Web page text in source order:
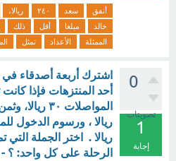
أنفق سعد ٢٤٠ ريالا،
خالد
مبلغا أقل ذلك
الممثلة
الأعداد تمثل
0
تصويتات
1
إجابة
اشترك أربعة أصدقاء
أحد المنتزهات فإذا كانت
ريالا . اختر الجملة التي
الرحلة على كل واحد: ؟